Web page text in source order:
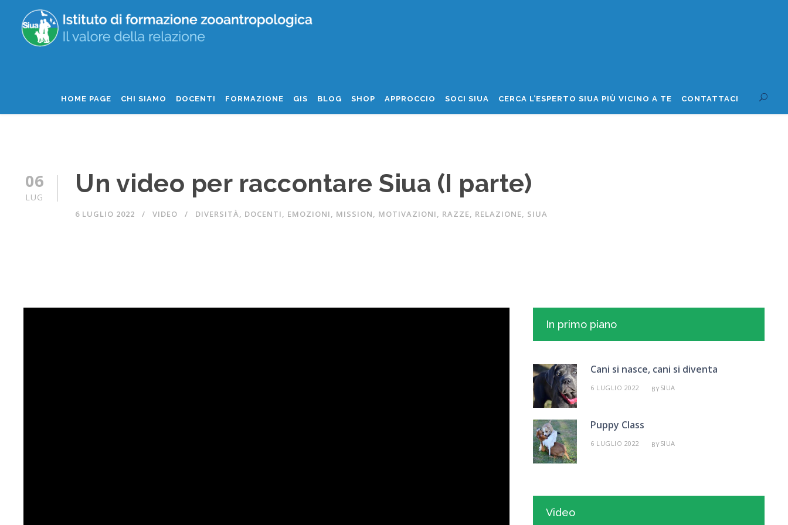
HOME PAGE CHI SIAMO DOCENTI FORMAZIONE GIS BLOG SHOP APPROCCIO SOCI SIUA CERCA L’ESPERTO SIUA PIÙ VICINO A TE CONTATTACI
06
LUG Un video per raccontare Siua (I parte)
6 LUGLIO 2022 VIDEO DIVERSITÀ, DOCENTI, EMOZIONI, MISSION, MOTIVAZIONI, RAZZE, RELAZIONE, SIUA
In primo piano
Cani si nasce, cani si diventa
6 LUGLIO 2022 BYSIUA
Puppy Class
6 LUGLIO 2022 BYSIUA
Video